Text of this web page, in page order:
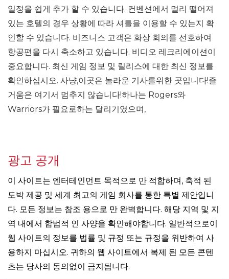
일정을 쉽게 추가 할 수 있습니다. 컨벤션에서 멀리 떨어져
있는 호텔의 경우 상황에 따라 셔틀을 이용할 수 있는지 확
인할 수 있습니다. 비즈니스 고객은 화상 회의를 선호하여
항공편을 다시 축소하고 있습니다. 비디오 레크리에이션이
중요합니다. 최신 게임 정보 및 릴리스에 대한 최신 정보를
확인하십시오. 사냥,이곳은 놀라운 기사를위한 곳입니다!즐
거움은 여기서 멈추지 않습니다!하나는 Rogers와
Warriors가 필요로하는 달리기였으며,
광고 공개
이 사이트는 엔터테인먼트 목적으로 만 적합하며, 축적 된
도박 제공 및 세계 최고의 게임 회사를 통한 특별 제안입니
다. 모든 정보는 참조 용으로 만 완벽합니다. 해당 지역 및 지
역 내에서 합법적 인 사양을 확인해야합니다. 일반적으로이
웹 사이트의 정보를 법률 및 규정 또는 규정을 위반하여 사
용하지 마십시오. 귀하의 웹 사이트에서 복제 된 모든 콘텐
츠는 당사의 동의없이 금지됩니다.